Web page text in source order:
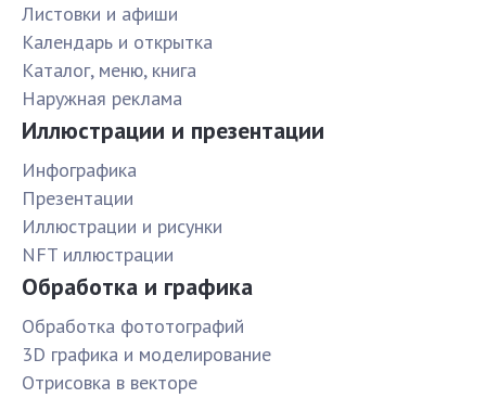
Листовки и афиши
Календарь и открытка
Каталог, меню, книга
Наружная реклама
Иллюстрации и презентации
Инфографика
Презентации
Иллюстрации и рисунки
NFT иллюстрации
Обработка и графика
Обработка фототографий
3D графика и моделирование
Отрисовка в векторе